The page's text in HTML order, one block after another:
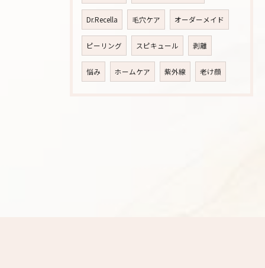
Dr.Recella 毛穴ケア オーダーメイド
ピーリング スピキュール 剥離
悩み ホームケア 紫外線 老け顔